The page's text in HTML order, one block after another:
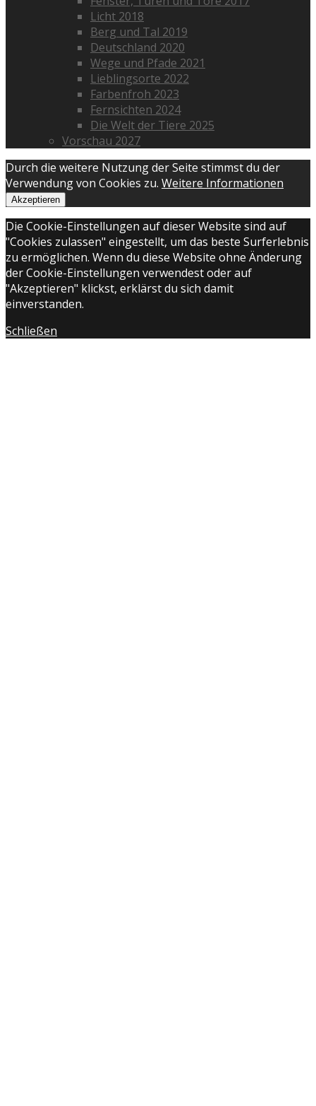
Licht 2018
Berg und Tal 2019
Deutschland 2020
Wege und Pfade 2021
Lieblingsorte 2022
Farbenfroh 2023
Fernsichten 2024
Die Welt der Tiere 2025
Vorschau 2027
Durch die weitere Nutzung der Seite stimmst du der
Verwendung von Cookies zu. Weitere Informationen
Akzeptieren
Die Cookie-Einstellungen auf dieser Website sind auf
"Cookies zulassen" eingestellt, um das beste Surferlebnis
zu ermöglichen. Wenn du diese Website ohne Änderung
der Cookie-Einstellungen verwendest oder auf
"Akzeptieren" klickst, erklärst du sich damit
einverstanden.
Schließen